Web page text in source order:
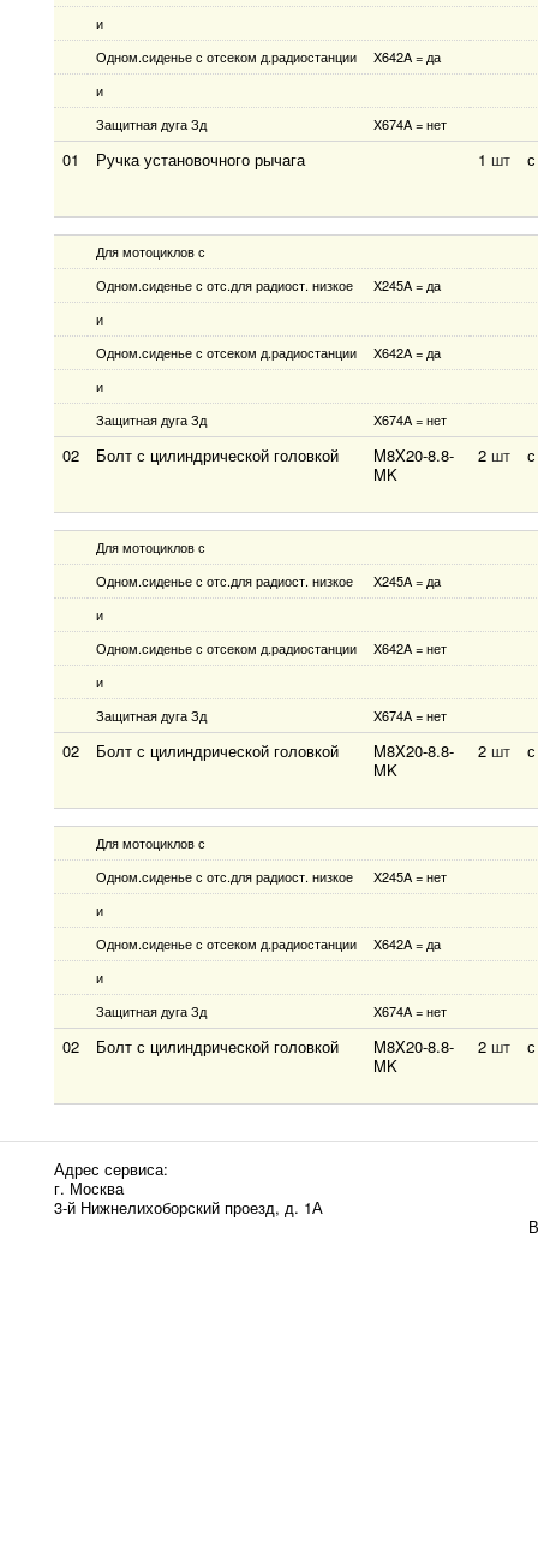
и
Одном.сиденье с отсеком д.радиостанции
X642A = да
и
Защитная дуга Зд
X674A = нет
01 Ручка установочного рычага 1 шт
Для мотоциклов с
Одном.сиденье с отс.для радиост. низкое
X245A = да
и
Одном.сиденье с отсеком д.радиостанции
X642A = да
и
Защитная дуга Зд
X674A = нет
02 Болт с цилиндрической головкой
M8X20-8.8-
MK
2 шт
Для мотоциклов с
Одном.сиденье с отс.для радиост. низкое
X245A = да
и
Одном.сиденье с отсеком д.радиостанции
X642A = нет
и
Защитная дуга Зд
X674A = нет
02 Болт с цилиндрической головкой
M8X20-8.8-
MK
2 шт
Для мотоциклов с
Одном.сиденье с отс.для радиост. низкое
X245A = нет
и
Одном.сиденье с отсеком д.радиостанции
X642A = да
и
Защитная дуга Зд
X674A = нет
02 Болт с цилиндрической головкой
M8X20-8.8-
MK
2 шт
Адрес сервиса:
г. Москва
3-й Нижнелихоборский проезд, д. 1А